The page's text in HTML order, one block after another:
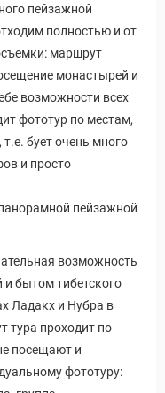
пейзажной
полностью и от
маршрут
монастырей и
возможности всех
фототур по местам,
бует очень много
и просто
пейзажной
возможность
и бытом тибетского
Ладакх и Нубра в
тура проходит по
посещают и
фототуру: